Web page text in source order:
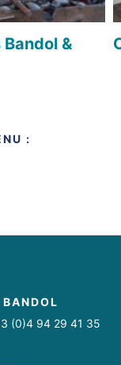
&
:
sur Twitterpar mail
(0)4 94 29 41 35